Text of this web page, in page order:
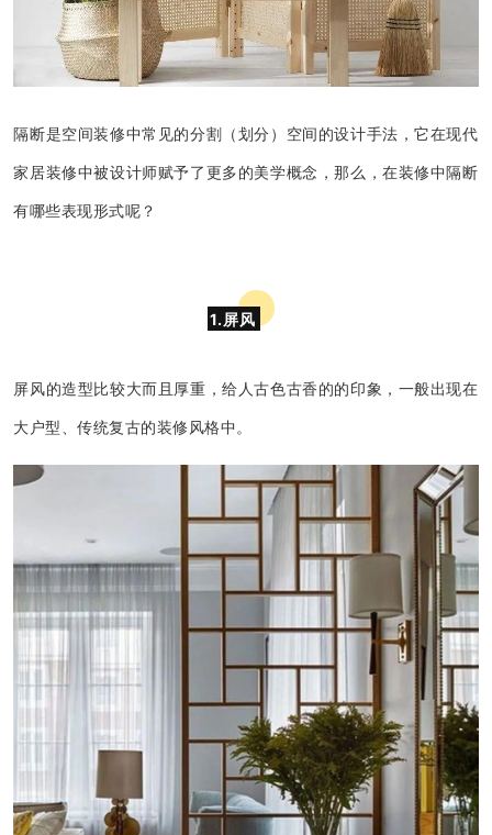
隔断是空间装修中常见的分割（划分）空间的设计手法，它在现代
家居装修中被设计师赋予了更多的美学概念，那么，在装修中隔断
有哪些表现形式呢？
1.屏风
屏风的造型比较大而且厚重，给人古色古香的的印象，一般出现在
大户型、传统复古的装修风格中。